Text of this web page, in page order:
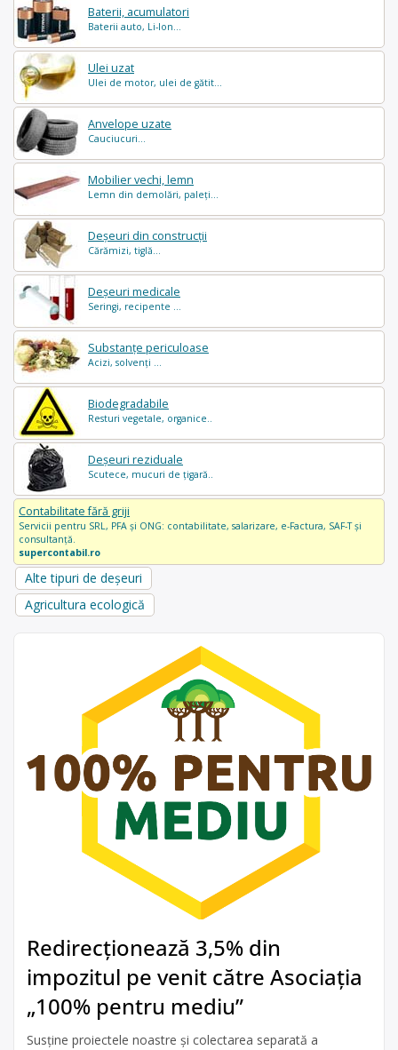
Baterii, acumulatori
Baterii auto, Li-Ion...
Ulei uzat
Ulei de motor, ulei de gătit...
Anvelope uzate
Cauciucuri...
Mobilier vechi, lemn
Lemn din demolări, paleți...
Deșeuri din construcții
Cărămizi, tiglă...
Deșeuri medicale
Seringi, recipente ...
Substanțe periculoase
Acizi, solvenți ...
Biodegradabile
Resturi vegetale, organice..
Deșeuri reziduale
Scutece, mucuri de țigară..
Contabilitate fără griji
Servicii pentru SRL, PFA și ONG: contabilitate, salarizare, e-Factura, SAF-T și
consultanță.
supercontabil.ro
Alte tipuri de deșeuri
Agricultura ecologică
Redirecționează 3,5% din
impozitul pe venit către Asociația
„100% pentru mediu”
Susține proiectele noastre și colectarea separată a